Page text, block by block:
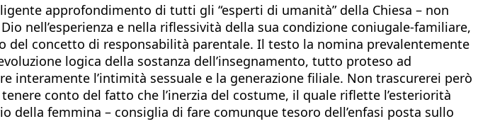
approfondimento di tutti gli “esperti di umanità” della Chiesa – non
nell’esperienza e nella riflessività della sua condizione coniugale-familiare,
del concetto di responsabilità parentale. Il testo la nomina prevalentemente
logica della sostanza dell’insegnamento, tutto proteso ad
interamente l’intimità sessuale e la generazione filiale. Non trascurerei però
conto del fatto che l’inerzia del costume, il quale riflette l’esteriorità
della femmina – consiglia di fare comunque tesoro dell’enfasi posta sullo